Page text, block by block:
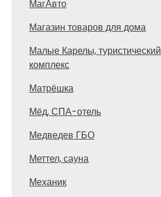
МагАвто
Магазин товаров для дома
Малые Карелы, туристический
комплекс
Матрёшка
Мёд, СПА-отель
Медведев ГБО
Меттел, сауна
Механик